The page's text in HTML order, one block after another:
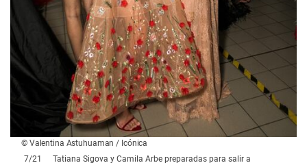
© Valentina Astuhuaman / Icónica
7/21
Tatiana Sigova y Camila Arbe preparadas para salir a